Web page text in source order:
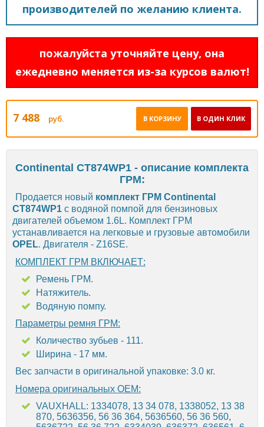
производителей по желанию клиента.
пожалуйста уточняйте цену, она
ежедневно меняется из-за курсов валют!
7 488 руб. В ОДИН КЛИК
В КОРЗИНУ
Continental CT874WP1 - описание комплекта
ГРМ:
Продается новый комплект ГРМ Continental
CT874WP1 с водяной помпой для бензиновых
двигателей объемом 1.6L. Комплект ГРМ
устанавливается на легковые и грузовые автомобили
OPEL. Двигателя - Z16SE.
КОМПЛЕКТ ГРМ ВКЛЮЧАЕТ:
Ремень ГРМ.
Натяжитель.
Водяную помпу.
Параметры ремня ГРМ:
Количество зубьев - 111.
Ширина - 17 мм.
Вес запчасти в оригинальной упаковке: 3.0 кг.
Номера оригинальных OEM:
VAUXHALL: 1334078, 13 34 078, 1338052, 13 38
870, 5636356, 56 36 364, 5636560, 56 36 560,